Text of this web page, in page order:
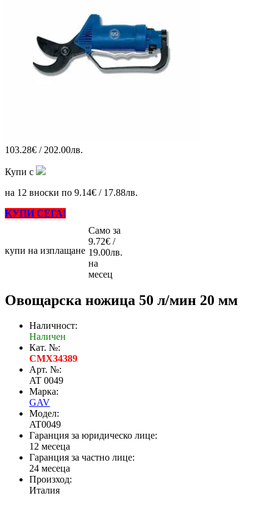
103.28€ / 202.00лв.
Купи с
на 12 вноски по 9.14€ / 17.88лв.
КУПИ СЕГА!
купи на изплащане
Само за
9.72€ /
19.00лв.
на
месец
Овощарска ножица 50 л/мин 20 мм
Наличност:
Наличен
Кат. №:
CMX34389
Арт. №:
AT 0049
Марка:
GAV
Модел:
AT0049
Гаранция за юридическо лице:
12 месеца
Гаранция за частно лице:
24 месеца
Произход:
Италия